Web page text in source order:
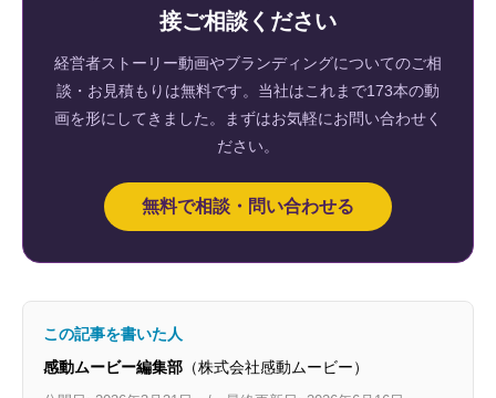
接ご相談ください
経営者ストーリー動画やブランディングについてのご相
談・お見積もりは無料です。当社はこれまで173本の動
画を形にしてきました。まずはお気軽にお問い合わせく
ださい。
無料で相談・問い合わせる
この記事を書いた人
感動ムービー編集部 （株式会社感動ムービー）